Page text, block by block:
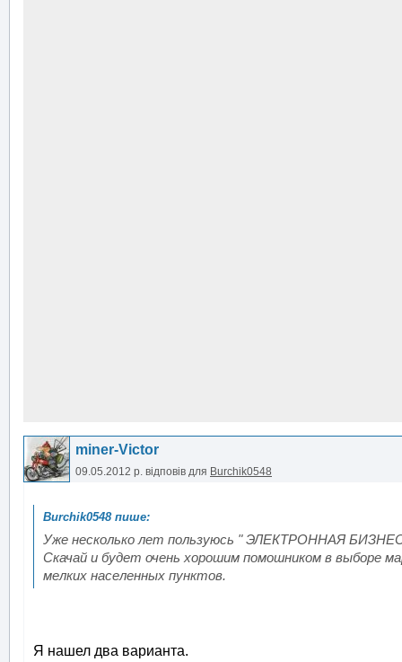
miner-Victor
09.05.2012 р. відповів для Burchik0548
Уже несколько лет пользуюсь " ЭЛЕКТРОННАЯ
Скачай и будет очень хорошим помошником в выборе
мелких населенных пунктов.
Я нашел два варианта.